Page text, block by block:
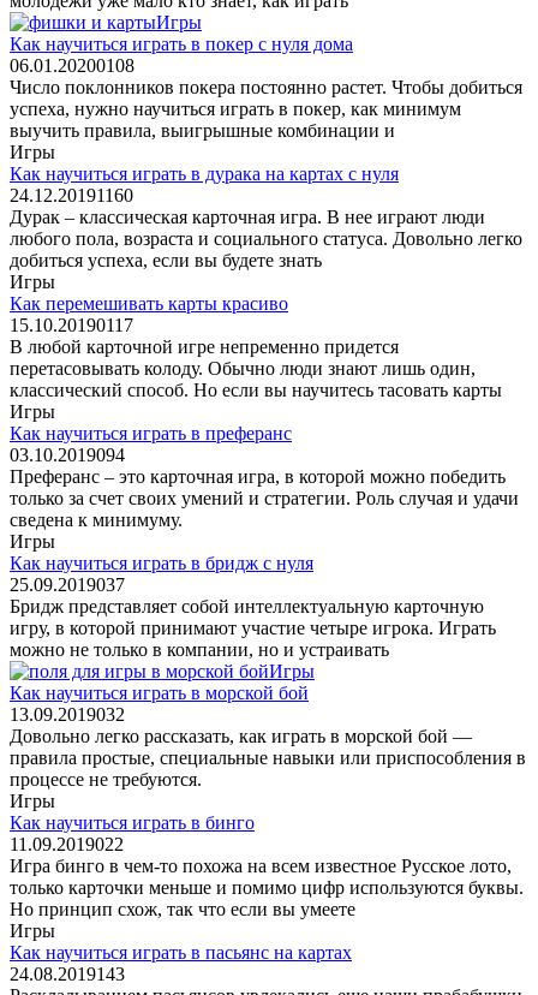
Игры
Как научиться играть в покер с нуля дома
06.01.20200108
Число поклонников покера постоянно растет. Чтобы добиться
успеха, нужно научиться играть в покер, как минимум
выучить правила, выигрышные комбинации и
Игры
Как научиться играть в дурака на картах с нуля
24.12.20191160
Дурак – классическая карточная игра. В нее играют люди
любого пола, возраста и социального статуса. Довольно легко
добиться успеха, если вы будете знать
Игры
Как перемешивать карты красиво
15.10.20190117
В любой карточной игре непременно придется
перетасовывать колоду. Обычно люди знают лишь один,
классический способ. Но если вы научитесь тасовать карты
Игры
Как научиться играть в преферанс
03.10.2019094
Преферанс – это карточная игра, в которой можно победить
только за счет своих умений и стратегии. Роль случая и удачи
сведена к минимуму.
Игры
Как научиться играть в бридж с нуля
25.09.2019037
Бридж представляет собой интеллектуальную карточную
игру, в которой принимают участие четыре игрока. Играть
можно не только в компании, но и устраивать
Игры
Как научиться играть в морской бой
13.09.2019032
Довольно легко рассказать, как играть в морской бой —
правила простые, специальные навыки или приспособления в
процессе не требуются.
Игры
Как научиться играть в бинго
11.09.2019022
Игра бинго в чем-то похожа на всем известное Русское лото,
только карточки меньше и помимо цифр используются буквы.
Но принцип схож, так что если вы умеете
Игры
Как научиться играть в пасьянс на картах
24.08.2019143